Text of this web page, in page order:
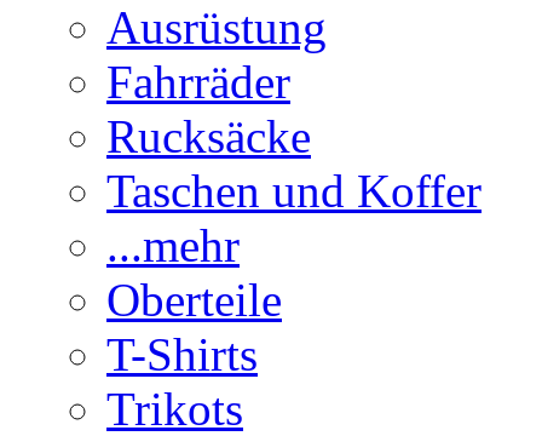
Ausrüstung
Fahrräder
Rucksäcke
Taschen und Koffer
...mehr
Oberteile
T-Shirts
Trikots